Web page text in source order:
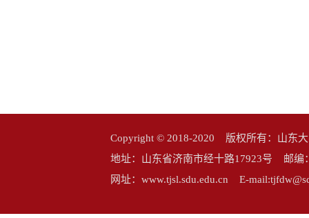
Copyright © 2018-2020 版权所有：山东
地址：山东省济南市经十路17923号 邮
网址：www.tjsl.sdu.edu.cn E-